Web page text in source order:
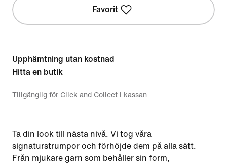
Favorit
Upphämtning utan kostnad
Hitta en butik
Tillgänglig för Click and Collect i kassan
Ta din look till nästa nivå. Vi tog våra
signaturstrumpor och förhöjde dem på alla sätt.
Från mjukare garn som behåller sin form,